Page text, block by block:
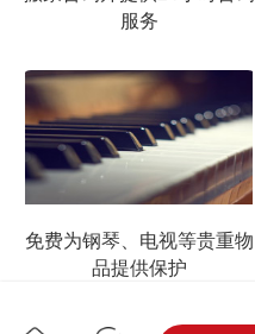
服务
免费为钢琴、电视等贵重物
品提供保护